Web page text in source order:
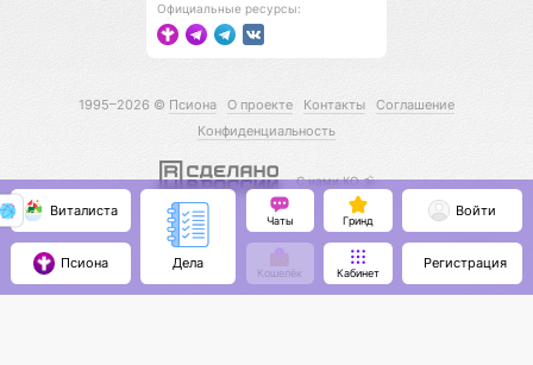
Официальные ресурсы:
1995–2026 © Псиона О проекте Контакты
Соглашение
Конфиденциальность
С нами КО 🕉️
Виталиста
Псиона Дела
Чаты Гринд
Кошелёк Кабинет
Войти
Регистрация